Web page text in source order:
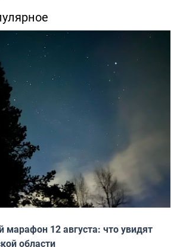
марафон 12 августа: что увидят
области